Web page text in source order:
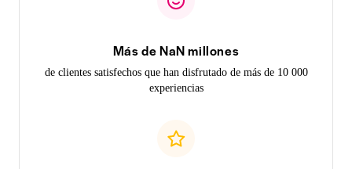
Más de NaN millones
de clientes satisfechos que han disfrutado de más de 10 000
experiencias